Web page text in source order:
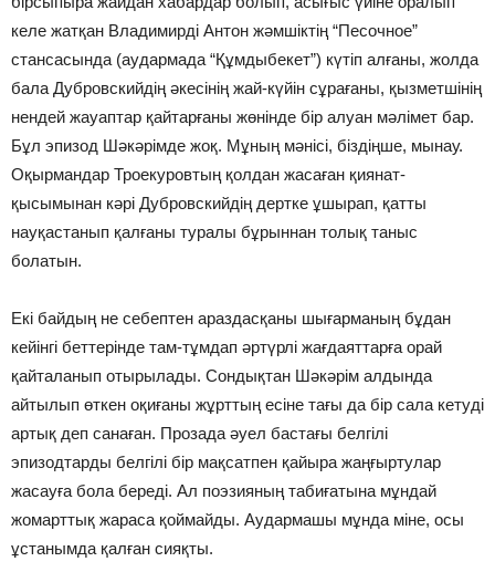
келе жатқан Владимирді Антон жәмшіктің “Песочное”
стансасында (аудармада “Құмдыбекет”) күтіп алғаны, жолда
бала Дубровскийдің әкесінің жай-күйін сұрағаны, қызметшінің
нендей жауаптар қайтарғаны жөнінде бір алуан мәлімет бар.
Бұл эпизод Шәкәрімде жоқ. Мұның мәнісі, біздіңше, мынау.
Оқырмандар Троекуровтың қолдан жасаған қиянат-
қысымынан кәрі Дубровскийдің дертке ұшырап, қатты
науқастанып қалғаны туралы бұрыннан толық таныс
болатын.
Екі байдың не себептен араздасқаны шығарманың бұдан
кейінгі беттерінде там-тұмдап әртүрлі жағдаяттарға орай
қайталанып отырылады. Сондықтан Шәкәрім алдында
айтылып өткен оқиғаны жұрттың есіне тағы да бір сала кетуді
артық деп санаған. Прозада әуел бастағы белгілі
эпизодтарды белгілі бір мақсатпен қайыра жаңғыртулар
жасауға бола береді. Ал поэзияның табиғатына мұндай
жомарттық жараса қоймайды. Аудармашы мұнда міне, осы
ұстанымда қалған сияқты.